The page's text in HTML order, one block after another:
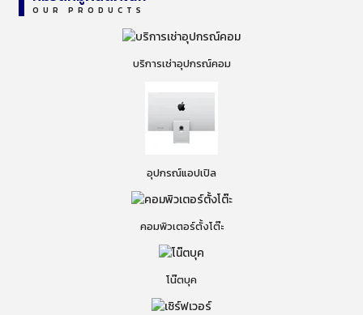
OUR PRODUCTS
บริการเช่าอุปกรณ์คอม
อุปกรณ์แอปเปิล
คอมพิวเตอร์ตั้งโต๊ะ
โน๊ตบุค